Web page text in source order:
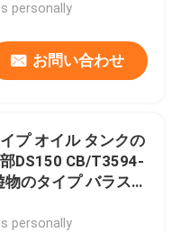
personally
お問い合わせ
プ オイル タンクの
DS150 CB/T3594-
のタイプ バラスト
personally